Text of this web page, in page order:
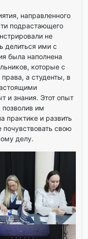
направленного
подрастающего
не
делиться ими с
была наполнена
которые с
а студенты, в
и знания. Этот опыт
им
практике и развить
свою
делу.